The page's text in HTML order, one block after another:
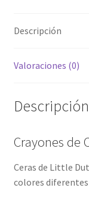
Descripción
Valoraciones (0)
Descripción
Crayones de
Ceras de Little
colores